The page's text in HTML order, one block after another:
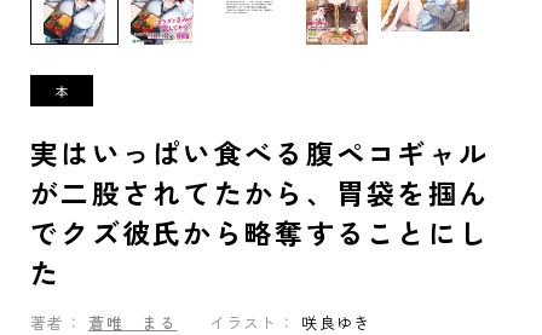
実はいっぱい食べる腹ペコギャル
が二股されてたから、胃袋を掴ん
でクズ彼氏から略奪することにし
た
著者： 蒼唯 まる イラスト： 咲良ゆき